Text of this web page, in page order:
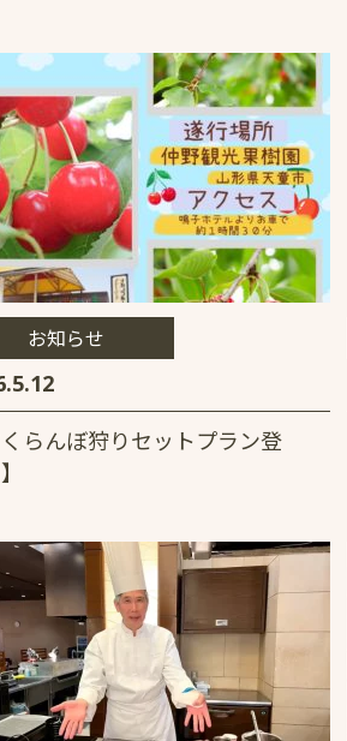
お知らせ
くらんぼ狩りセットプラン登